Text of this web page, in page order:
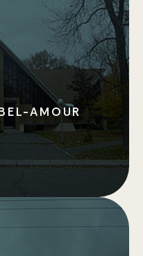
AMOUR